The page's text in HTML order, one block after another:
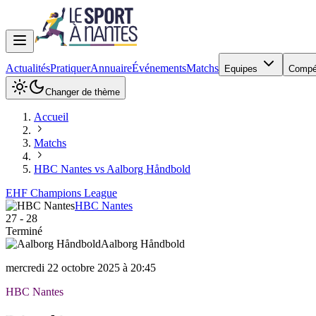
ActualitésPratiquerAnnuaireÉvénementsMatchs Equipes
Changer de thème
Accueil
Matchs
HBC Nantes vs Aalborg Håndbold
EHF Champions League
HBC Nantes
27 - 28
Terminé
Aalborg Håndbold
mercredi 22 octobre 2025 à 20:45
HBC Nantes